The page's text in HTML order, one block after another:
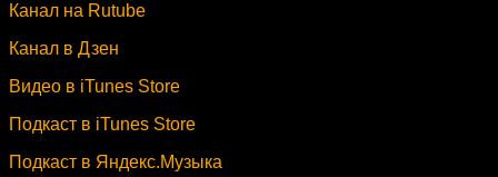
Канал на Rutube
Канал в Дзен
Видео в iTunes Store
Подкаст в iTunes Store
Подкаст в Яндекс.Музыка